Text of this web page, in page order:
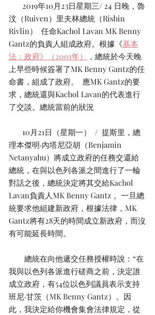
汶（Ruiven）里夫林總統（Rishin
Rivlin）  任命Kachol Lavan MK Benny
Gantz的負責人組成政府。根據《基本
法：政府》（2001年）
，總統於今天晚
上早些時候簽署了MK Benny Gantz的任
命書，組成了政府。  應MK Gantz的要
求，總統還與Kachol Lavan的代表進行
了交談。總統當前的狀況
理本傑明·內塔尼亞胡（Benjamin
Netanyahu）將成立政府的任務交還給
總統，在與以色列各派之間進行了一輪
對話之後，總統決定將其交給Kachol
Lavan負責人MK Benny Gantz 。一旦總
統要求他組建新政府，根據法律，MK
Gantz將有28天的時間成立新政府，而沒
有可能延長時間。
我與以色列各派進行磋商之前，決定誰
成立政府，有54位以色列議員表示支持
班尼·甘茨（MK Benny Gantz）。因
此，我決定給你機會集會法律規定，從